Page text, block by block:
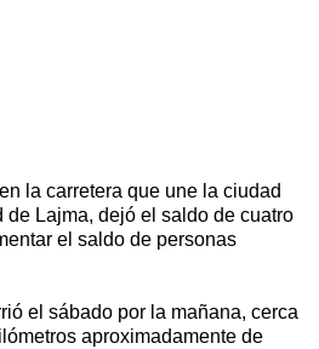
la carretera que une la ciudad
Lajma, dejó el saldo de cuatro
el saldo de personas
el sábado por la mañana, cerca
aproximadamente de